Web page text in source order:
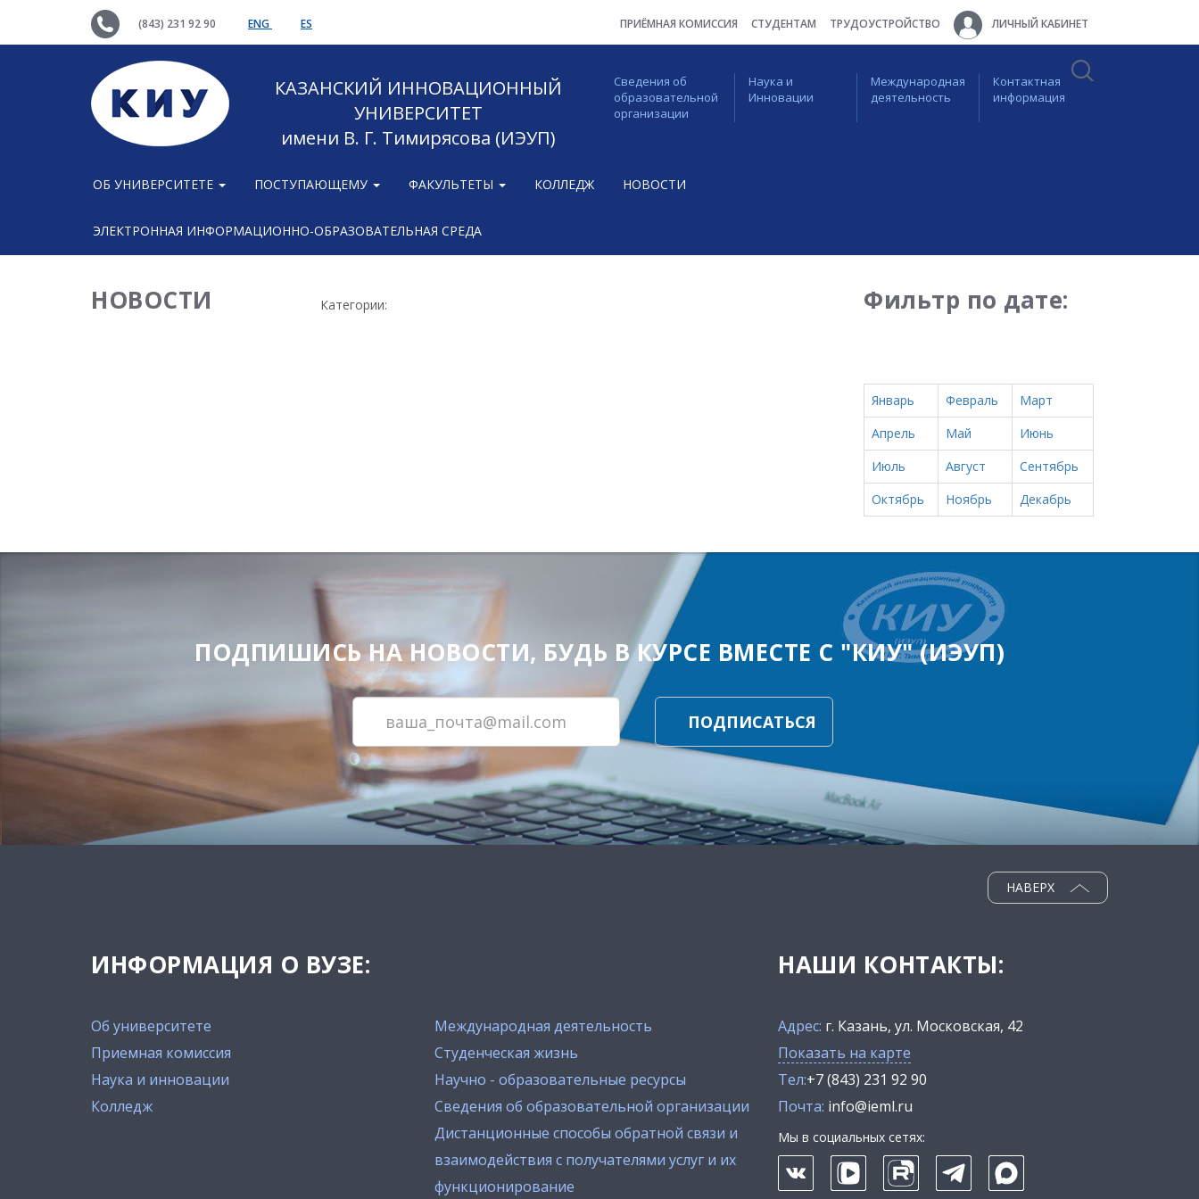
(843) 231 92 90 ENG ES ПРИЁМНАЯ КОМИССИЯ СТУДЕНТАМ ТРУДОУСТРОЙСТВО ЛИЧНЫЙ КАБИНЕТ
КАЗАНСКИЙ ИННОВАЦИОННЫЙ
УНИВЕРСИТЕТ
имени В. Г. Тимирясова (ИЭУП)
Сведения об
образовательной
организации
Наука и
Инновации
Международная
деятельность
Контактная
информация
ОБ УНИВЕРСИТЕТЕ ПОСТУПАЮЩЕМУ ФАКУЛЬТЕТЫ КОЛЛЕДЖ НОВОСТИ
ЭЛЕКТРОННАЯ ИНФОРМАЦИОННО-ОБРАЗОВАТЕЛЬНАЯ СРЕДА
НОВОСТИ Категории: Фильтр по дате:
Январь Февраль
Март
Апрель
Май
Июнь
Июль
Август
Сентябрь
Октябрь
Ноябрь Декабрь
ПОДПИШИСЬ НА НОВОСТИ, БУДЬ В КУРСЕ ВМЕСТЕ С "КИУ" (ИЭУП)
ПОДПИСАТЬСЯ
ИНФОРМАЦИЯ О ВУЗЕ:
Об университете
Приемная комиссия
Наука и инновации
Колледж
Международная деятельность
Студенческая жизнь
Научно - образовательные ресурсы
Сведения об образовательной организации
Дистанционные способы обратной связи и
взаимодействия с получателями услуг и их
функционирование
НАВЕРХ
НАШИ КОНТАКТЫ:
Адрес: г. Казань, ул. Московская, 42
Показать на карте
Тел:+7 (843) 231 92 90
Почта: info@ieml.ru
Мы в социальных сетях: